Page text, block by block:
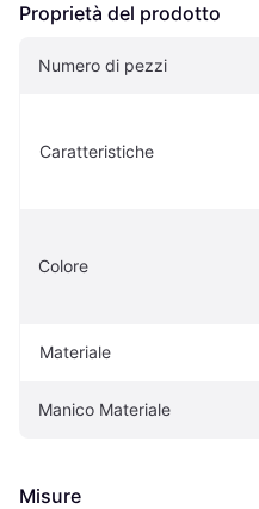
Proprietà del prodotto
Numero di pezzi
Caratteristiche
Colore
Materiale
Manico Materiale
Misure